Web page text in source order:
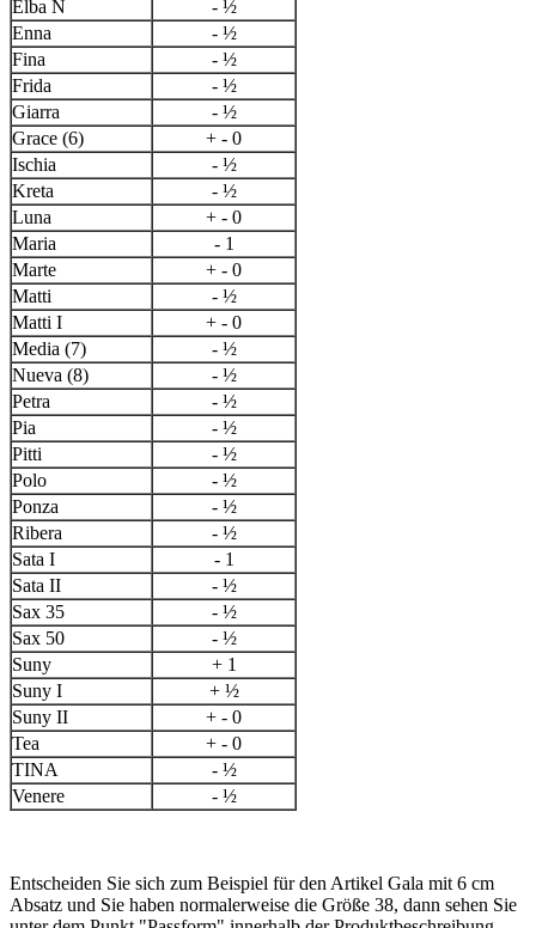
Elba N
- ½
Enna
- ½
Fina
- ½
Frida
- ½
Giarra
- ½
Grace (6)
+ - 0
Ischia
- ½
Kreta
- ½
Luna
+ - 0
Maria
- 1
Marte
+ - 0
Matti
- ½
Matti I
+ - 0
Media (7)
- ½
Nueva (8)
- ½
Petra
- ½
Pia
- ½
Pitti
- ½
Polo
- ½
Ponza
- ½
Ribera
- ½
Sata I
- 1
Sata II
- ½
Sax 35
- ½
Sax 50
- ½
Suny
+ 1
Suny I
+ ½
Suny II
+ - 0
Tea
+ - 0
TINA
- ½
Venere
- ½
Entscheiden Sie sich zum Beispiel für den Artikel Gala mit 6 cm
Absatz und Sie haben normalerweise die Größe 38, dann sehen Sie